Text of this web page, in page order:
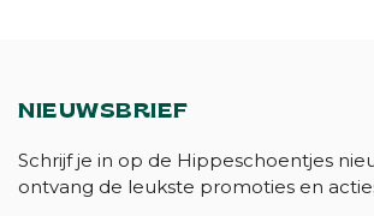
NIEUWSBRIEF
Schrijf je in op de Hippeschoentjes
ontvang de leukste promoties en